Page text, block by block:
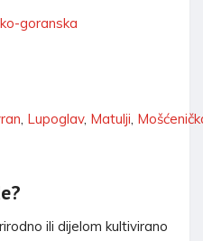
goranska
, Lupoglav, Matulji,
ili dijelom kultivirano